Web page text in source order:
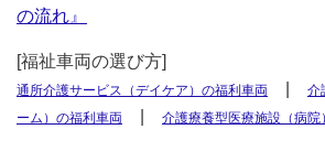
の流れ』
[福祉車両の選び方]
通所介護サービス（デイケア）の福利車両
介
ーム）の福利車両
介護療養型医療施設（病院